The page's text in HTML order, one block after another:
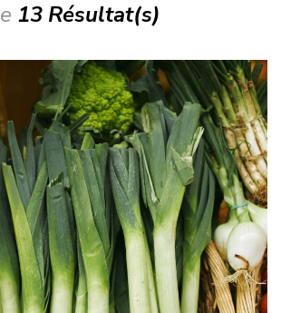
13 Résultat(s)